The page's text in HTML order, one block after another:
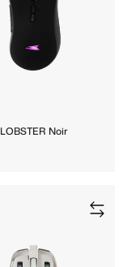
LOBSTER Noir